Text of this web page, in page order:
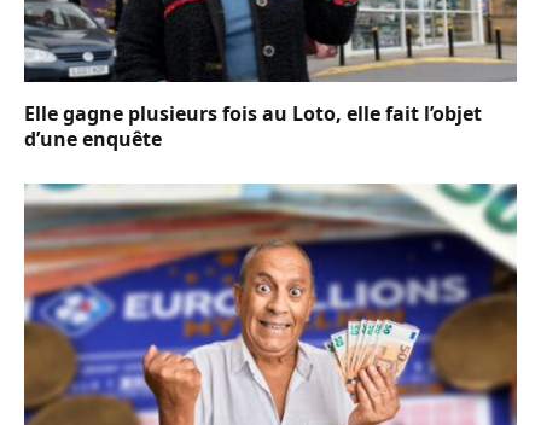
Elle gagne plusieurs fois au Loto, elle fait l’objet
d’une enquête